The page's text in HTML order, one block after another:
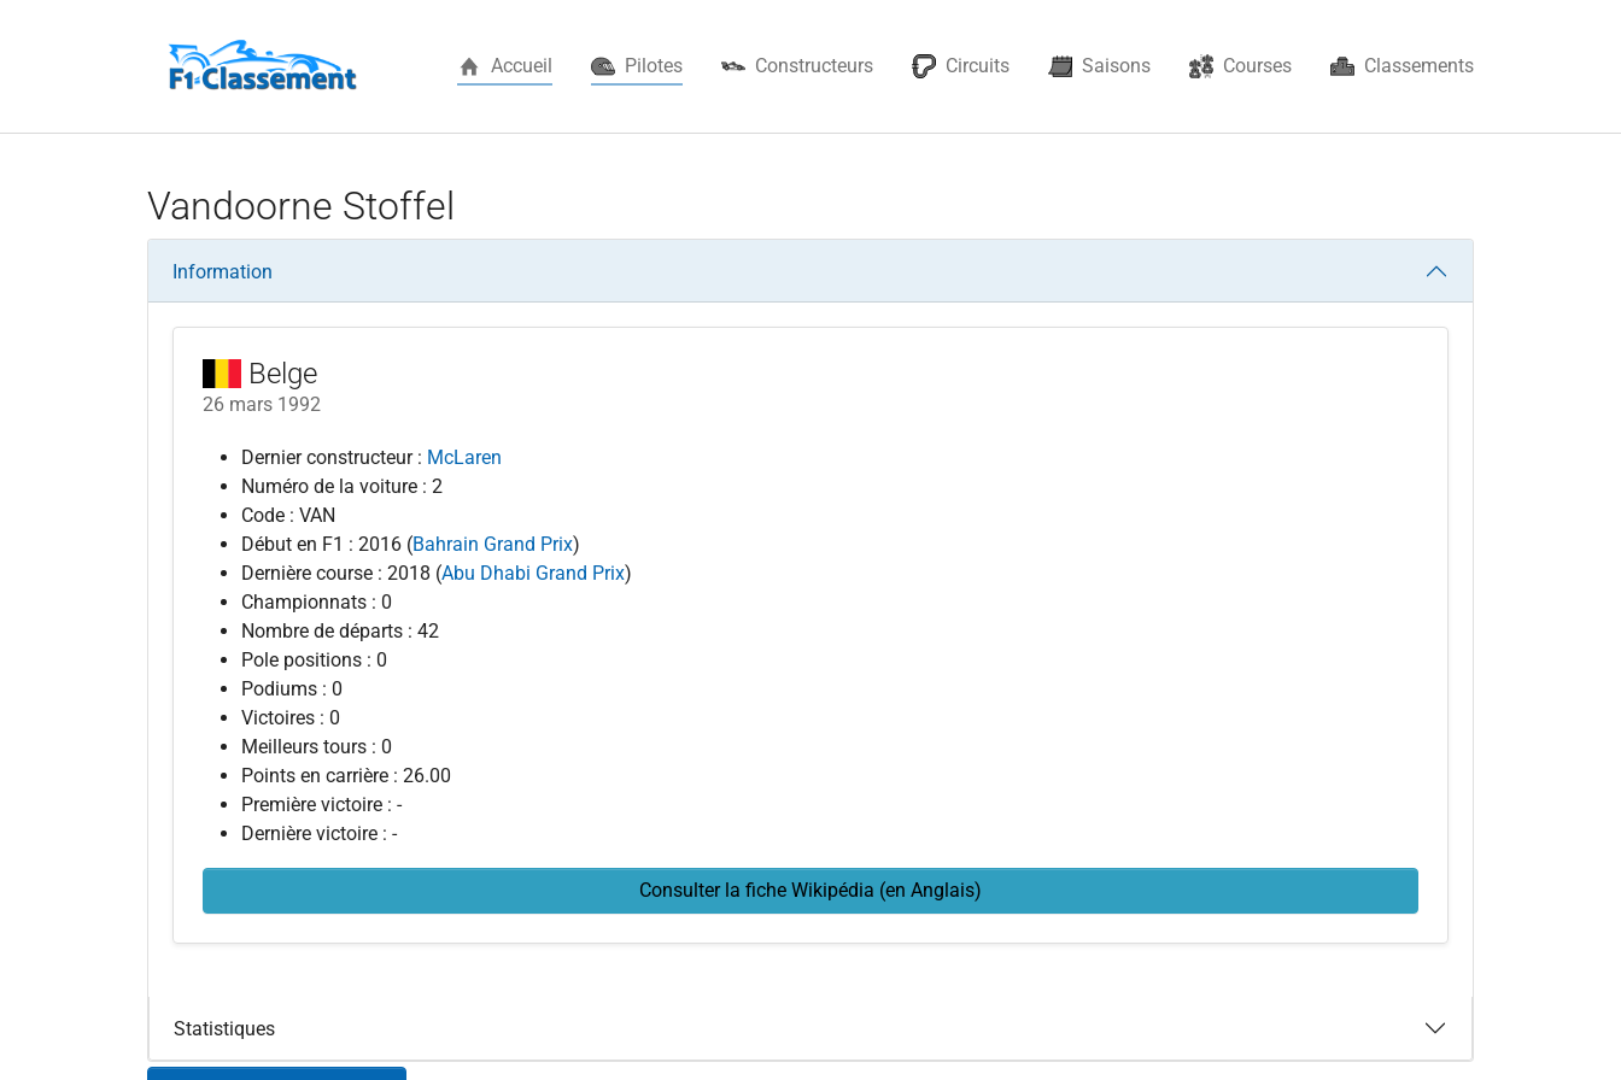
Accueil Pilotes(current) Constructeurs Circuits Saisons Courses Classements
Vandoorne Stoffel
Information
Belge
26 mars 1992
Dernier constructeur : McLaren
Numéro de la voiture : 2
Code : VAN
Début en F1 : 2016 (Bahrain Grand Prix)
Dernière course : 2018 (Abu Dhabi Grand Prix)
Championnats : 0
Nombre de départs : 42
Pole positions : 0
Podiums : 0
Victoires : 0
Meilleurs tours : 0
Points en carrière : 26.00
Première victoire : -
Dernière victoire : -
Consulter la fiche Wikipédia (en Anglais)
Statistiques